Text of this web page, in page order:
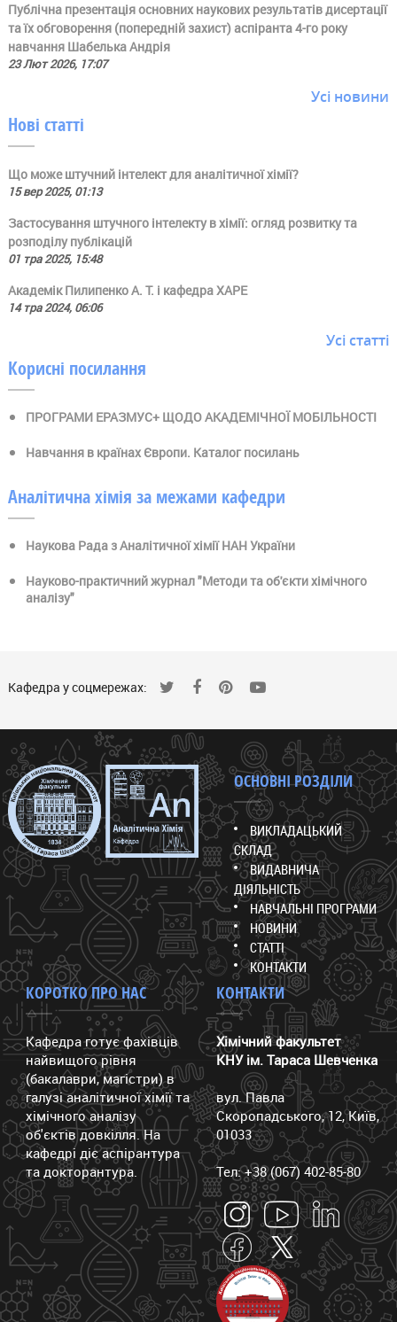
Публічна презентація основних наукових результатів дисертації
та їх обговорення (попередній захист) аспіранта 4-го року
навчання Шабелька Андрія
23 Лют 2026, 17:07
Усі новини
Нові статті
Що може штучний інтелект для аналітичної хімії?
15 вер 2025, 01:13
Застосування штучного інтелекту в хімії: огляд розвитку та
розподілу публікацій
01 тра 2025, 15:48
Академік Пилипенко А. Т. і кафедра ХАРЕ
14 тра 2024, 06:06
Усі статті
Корисні посилання
ПРОГРАМИ ЕРАЗМУС+ ЩОДО АКАДЕМІЧНОЇ МОБІЛЬНОСТІ
Навчання в країнах Європи. Каталог посилань
Аналітична хімія за межами кафедри
Наукова Рада з Аналітичної хімії НАН України
Науково-практичний журнал "Методи та об'єкти хімічного
аналізу"
Кафедра у соцмережах:
ОСНОВНІ РОЗДІЛИ
ВИКЛАДАЦЬКИЙ
СКЛАД
ВИДАВНИЧА
ДІЯЛЬНІСТЬ
НАВЧАЛЬНІ ПРОГРАМИ
НОВИНИ
СТАТТІ
КОНТАКТИ
КОРОТКО ПРО НАС
Кафедра готує фахівців
найвищого рівня
(бакалаври, магістри) в
галузі аналітичної хімії та
хімічного аналізу
об'єктів довкілля. На
кафедрі діє аспірантура
та докторантура.
КОНТАКТИ
Хімічний факультет
КНУ ім. Тараса Шевченка
вул. Павла
Скоропадського, 12, Київ,
01033
Тел: +38 (067) 402-85-80